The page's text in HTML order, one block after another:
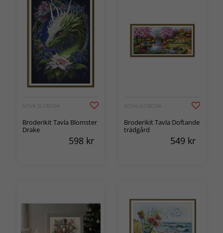
NOVA SLOBODA
Broderikit Tavla Blomster
Drake
598 kr
NOVA SLOBODA
Broderikit Tavla Doftande
trädgård
549 kr